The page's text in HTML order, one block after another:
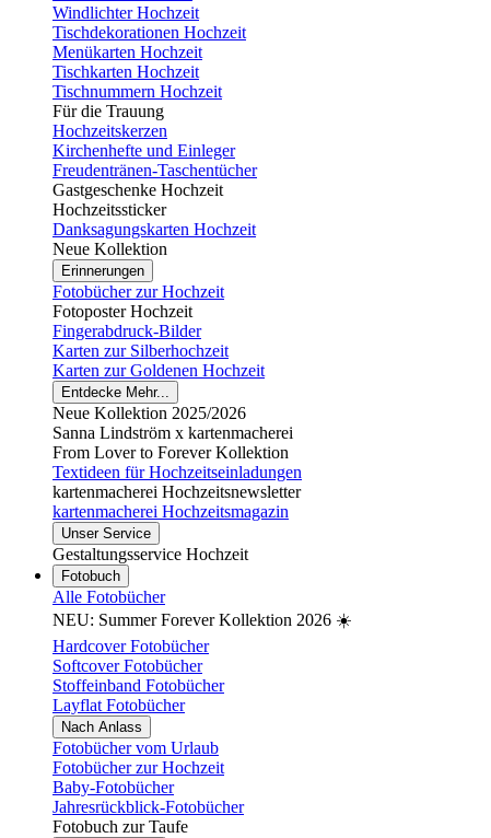
Windlichter Hochzeit
Tischdekorationen Hochzeit
Menükarten Hochzeit
Tischkarten Hochzeit
Tischnummern Hochzeit
Für die Trauung
Hochzeitskerzen
Kirchenhefte und Einleger
Freudentränen-Taschentücher
Gastgeschenke Hochzeit
Hochzeitssticker
Danksagungskarten Hochzeit
Neue Kollektion
Erinnerungen
Fotobücher zur Hochzeit
Fotoposter Hochzeit
Fingerabdruck-Bilder
Karten zur Silberhochzeit
Karten zur Goldenen Hochzeit
Entdecke Mehr...
Neue Kollektion 2025/2026
Sanna Lindström x kartenmacherei
From Lover to Forever Kollektion
Textideen für Hochzeitseinladungen
kartenmacherei Hochzeitsnewsletter
kartenmacherei Hochzeitsmagazin
Unser Service
Gestaltungsservice Hochzeit
Fotobuch
Alle Fotobücher
NEU: Summer Forever Kollektion 2026 ☀️
Hardcover Fotobücher
Softcover Fotobücher
Stoffeinband Fotobücher
Layflat Fotobücher
Nach Anlass
Fotobücher vom Urlaub
Fotobücher zur Hochzeit
Baby-Fotobücher
Jahresrückblick-Fotobücher
Fotobuch zur Taufe